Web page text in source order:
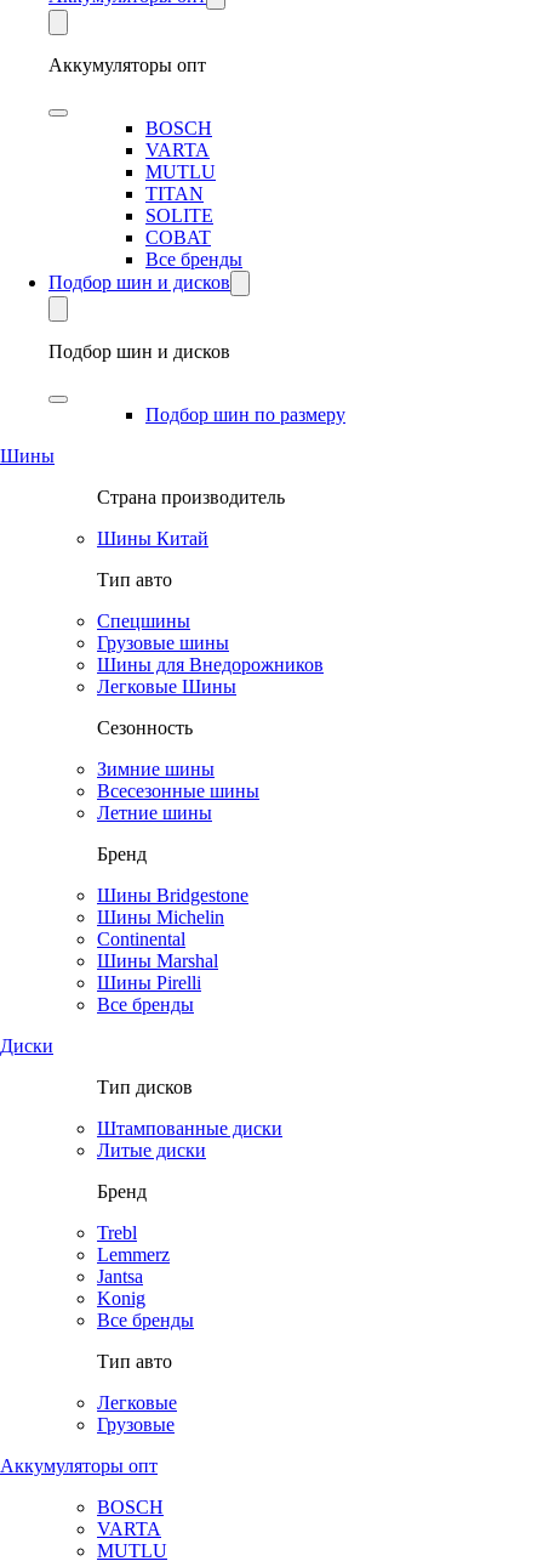
Аккумуляторы опт
BOSCH
VARTA
MUTLU
TITAN
SOLITE
COBAT
Все бренды
Подбор шин и дисков
Подбор шин и дисков
Подбор шин по размеру
Шины
Страна производитель
Шины Китай
Тип авто
Спецшины
Грузовые шины
Шины для Внедорожников
Легковые Шины
Сезонность
Зимние шины
Всесезонные шины
Летние шины
Бренд
Шины Bridgestone
Шины Michelin
Continental
Шины Marshal
Шины Pirelli
Все бренды
Диски
Тип дисков
Штампованные диски
Литые диски
Бренд
Trebl
Lemmerz
Jantsa
Konig
Все бренды
Тип авто
Легковые
Грузовые
Аккумуляторы опт
BOSCH
VARTA
MUTLU